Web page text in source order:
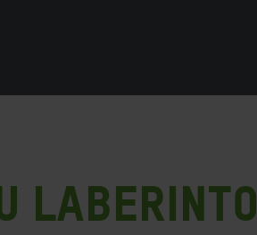
laberinto